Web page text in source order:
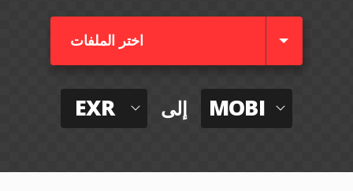
اختر الملفات
EXR إلى MOBI